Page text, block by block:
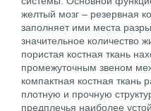
желтый мозг – резервная
заполняет ими места
значительное количество
пористая костная ткань
промежуточным звеном
компактная костная ткань
плотную и прочную
предплечья наиболее